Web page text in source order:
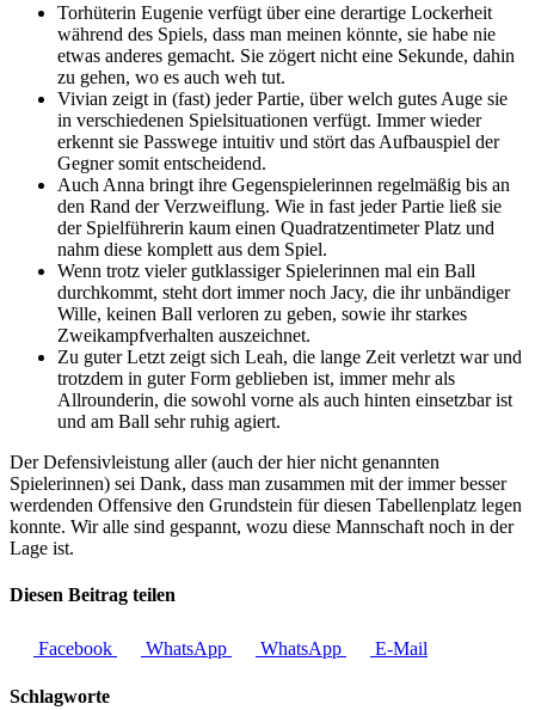
Torhüterin Eugenie verfügt über eine derartige Lockerheit
während des Spiels, dass man meinen könnte, sie habe nie
etwas anderes gemacht. Sie zögert nicht eine Sekunde, dahin
zu gehen, wo es auch weh tut.
Vivian zeigt in (fast) jeder Partie, über welch gutes Auge sie
in verschiedenen Spielsituationen verfügt. Immer wieder
erkennt sie Passwege intuitiv und stört das Aufbauspiel der
Gegner somit entscheidend.
Auch Anna bringt ihre Gegenspielerinnen regelmäßig bis an
den Rand der Verzweiflung. Wie in fast jeder Partie ließ sie
der Spielführerin kaum einen Quadratzentimeter Platz und
nahm diese komplett aus dem Spiel.
Wenn trotz vieler gutklassiger Spielerinnen mal ein Ball
durchkommt, steht dort immer noch Jacy, die ihr unbändiger
Wille, keinen Ball verloren zu geben, sowie ihr starkes
Zweikampfverhalten auszeichnet.
Zu guter Letzt zeigt sich Leah, die lange Zeit verletzt war und
trotzdem in guter Form geblieben ist, immer mehr als
Allrounderin, die sowohl vorne als auch hinten einsetzbar ist
und am Ball sehr ruhig agiert.
Der Defensivleistung aller (auch der hier nicht genannten
Spielerinnen) sei Dank, dass man zusammen mit der immer besser
werdenden Offensive den Grundstein für diesen Tabellenplatz legen
konnte. Wir alle sind gespannt, wozu diese Mannschaft noch in der
Lage ist.
Diesen Beitrag teilen
Facebook WhatsApp WhatsApp E-Mail
Schlagworte